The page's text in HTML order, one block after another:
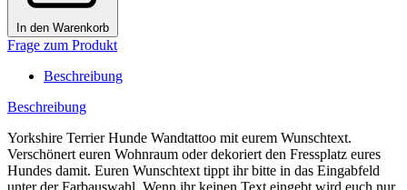
In den Warenkorb
Frage zum Produkt
Beschreibung
Beschreibung
Yorkshire Terrier Hunde Wandtattoo mit eurem Wunschtext.
Verschönert euren Wohnraum oder dekoriert den Fressplatz eures
Hundes damit. Euren Wunschtext tippt ihr bitte in das Eingabfeld
unter der Farbauswahl. Wenn ihr keinen Text eingebt wird euch nur